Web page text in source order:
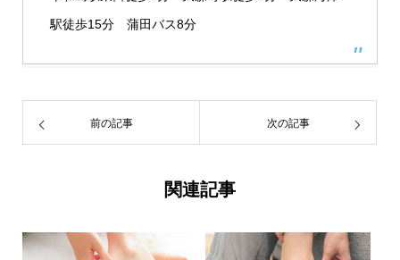
駅徒歩15分 蒲田バス8分
前の記事 次の記事
関連記事